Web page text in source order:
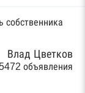
собственника
Влад Цветков
объявления